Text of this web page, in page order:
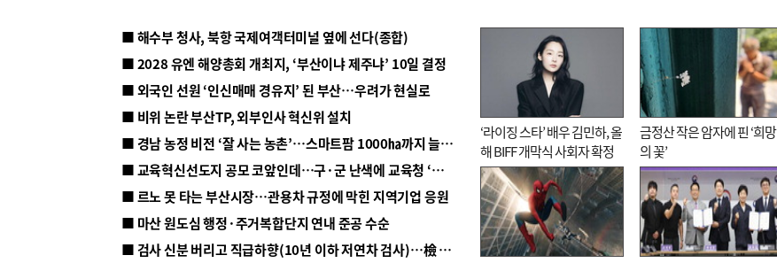
■ 해수부 청사, 북항 국제여객터미널 옆에 선다(종합)
■ 2028 유엔 해양총회 개최지, ‘부산이냐 제주냐’ 10일 결정
■ 외국인 선원 ‘인신매매 경유지’ 된 부산…우려가 현실로
■ 비위 논란 부산TP, 외부인사 혁신위 설치
■ 경남 농정 비전 ‘잘 사는 농촌’…스마트팜 1000㏊까지 늘린다
■ 교육혁신선도지 공모 코앞인데…구·군 난색에 교육청 ‘쩔쩔’
■ 르노 못 타는 부산시장…관용차 규정에 막힌 지역기업 응원
■ 마산 원도심 행정·주거복합단지 연내 준공 수순
■ 검사 신분 버리고 직급하향(10년 이하 저연차 검사)…檢 중수청행 기피
‘라이징 스타’ 배우 김민하, 올
해 BIFF 개막식 사회자 확정
금정산 작은 암자에 핀 ‘희망
의 꽃’